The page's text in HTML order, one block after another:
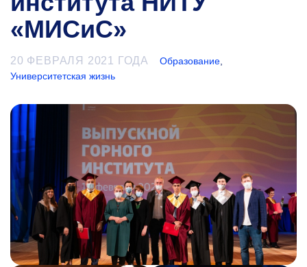
«МИСиС»
20 ФЕВРАЛЯ 2021 ГОДА Образование
Университетская жизнь